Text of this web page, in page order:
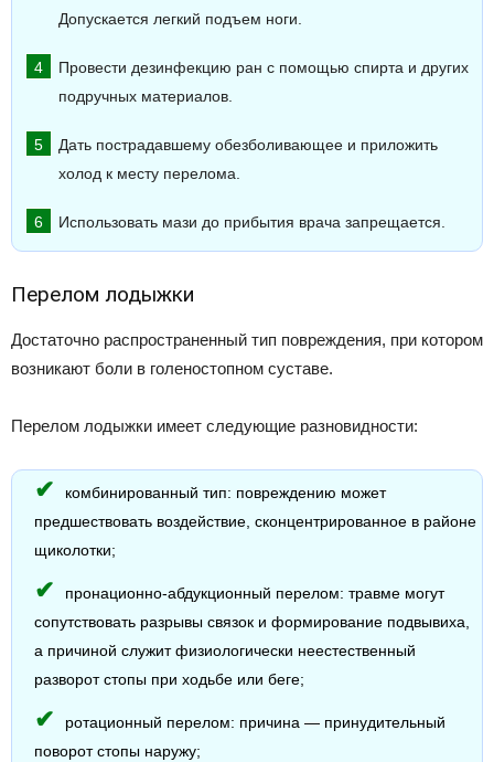
Допускается легкий подъем ноги.
Провести дезинфекцию ран с помощью спирта и других
подручных материалов.
Дать пострадавшему обезболивающее и приложить
холод к месту перелома.
Использовать мази до прибытия врача запрещается.
Перелом лодыжки
Достаточно распространенный тип повреждения, при котором
возникают боли в голеностопном суставе.
Перелом лодыжки имеет следующие разновидности:
комбинированный тип: повреждению может
предшествовать воздействие, сконцентрированное в районе
щиколотки;
пронационно-абдукционный перелом: травме могут
сопутствовать разрывы связок и формирование подвывиха,
а причиной служит физиологически неестественный
разворот стопы при ходьбе или беге;
ротационный перелом: причина — принудительный
поворот стопы наружу;